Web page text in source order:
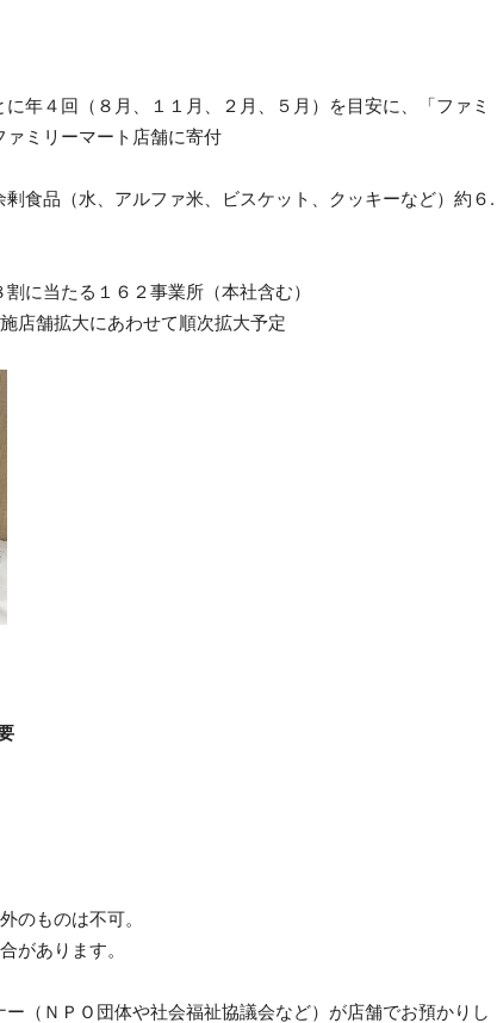
年４回（８月、１１月、２月、５月）を目安に、「ファミ
ミリーマート店舗に寄付
食品（水、アルファ米、ビスケット、クッキーなど）約６.
に当たる１６２事業所（本社含む）
店舗拡大にあわせて順次拡大予定
のものは不可。
があります。
（ＮＰＯ団体や社会福祉協議会など）が店舗でお預かりし